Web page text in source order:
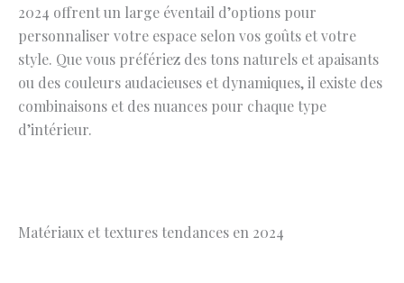
2024 offrent un large éventail d’options pour
personnaliser votre espace selon vos goûts et votre
style. Que vous préfériez des tons naturels et apaisants
ou des couleurs audacieuses et dynamiques, il existe des
combinaisons et des nuances pour chaque type
d’intérieur.
Matériaux et textures tendances en 2024